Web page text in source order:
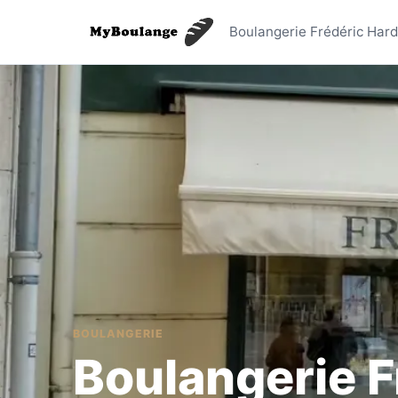
Boulangerie Frédéric
BOULANGERIE
Boulangerie